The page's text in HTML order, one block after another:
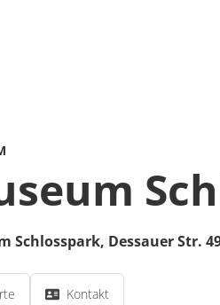
Schlosspark, Dessauer Str.
Kontakt